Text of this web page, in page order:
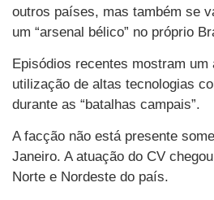
outros países, mas também se
um “arsenal bélico” no próprio
Episódios recentes mostram um
utilização de altas tecnologias
durante as “batalhas campais”.
A facção não está presente
Janeiro. A atuação do CV
Norte e Nordeste do país.